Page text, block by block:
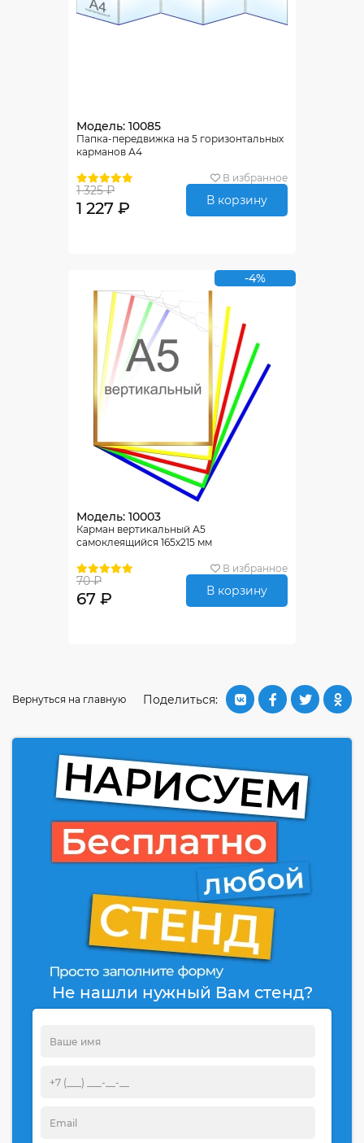
Модель: 10085
Папка-передвижка на 5 горизонтальных
карманов А4
В избранное
1 325 ₽
1 227 ₽ В корзину
-4%
Модель: 10003
Карман вертикальный А5
самоклеящийся 165х215 мм
В избранное
70 ₽
67 ₽ В корзину
Поделиться:
Вернуться на главную
Не нашли нужный Вам стенд?